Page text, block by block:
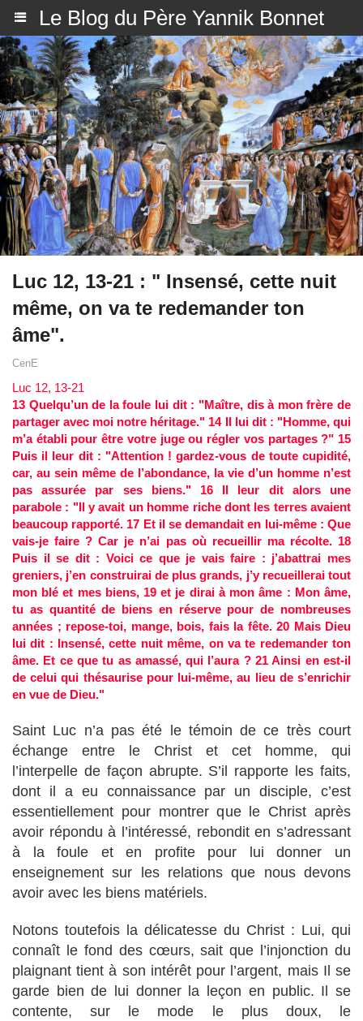
Le Blog du Père Yannik Bonnet
Luc 12, 13-21 : " Insensé, cette nuit
même, on va te redemander ton
âme".
CenE
Luc 12, 13-21
13 Quelqu’un de la foule lui dit : "Maître, dis à mon frère de
partager avec moi notre héritage." 14 Il lui dit : "Homme, qui
m’a établi pour être votre juge ou régler vos partages ?" 15
Puis il leur dit : "Attention ! gardez-vous de toute cupidité,
car, au sein même de l’abondance, la vie d’un homme n’est
pas assurée par ses biens." 16 Il leur dit alors une
parabole : "Il y avait un homme riche dont les terres avaient
beaucoup rapporté. 17 Et il se demandait en lui-même : Que
vais-je faire ? Car je n’ai pas où recueillir ma récolte. 18
Puis il se dit : Voici ce que je vais faire : j’abattrai mes
greniers, j’en construirai de plus grands, j’y recueillerai tout
mon blé et mes biens, 19 et je dirai à mon âme : Mon âme,
tu as quantité de biens en réserve pour de nombreuses
années ; repose-toi, mange, bois, fais la fête. 20 Mais Dieu
lui dit : Insensé, cette nuit même, on va te redemander ton
âme. Et ce que tu as amassé, qui l’aura ? 21 Ainsi en est-il
de celui qui thésaurise pour lui-même, au lieu de s’enrichir
en vue de Dieu."
Saint Luc n’a pas été le témoin de ce très court
échange entre le Christ et cet homme, qui
l’interpelle de façon abrupte. S’il rapporte les faits,
dont il a eu connaissance par un disciple, c’est
essentiellement pour montrer que le Christ après
avoir répondu à l’intéressé, rebondit en s’adressant
à la foule et en profite pour lui donner un
enseignement sur les relations que nous devons
avoir avec les biens matériels.
Notons toutefois la délicatesse du Christ : Lui, qui
connaît le fond des cœurs, sait que l’injonction du
plaignant tient à son intérêt pour l’argent, mais Il se
garde bien de lui donner la leçon en public. Il se
contente, sur le mode le plus doux, le